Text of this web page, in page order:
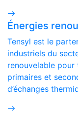
Énergies
Tensyl est le
industriels du
renouvelable
primaires et
d’échanges